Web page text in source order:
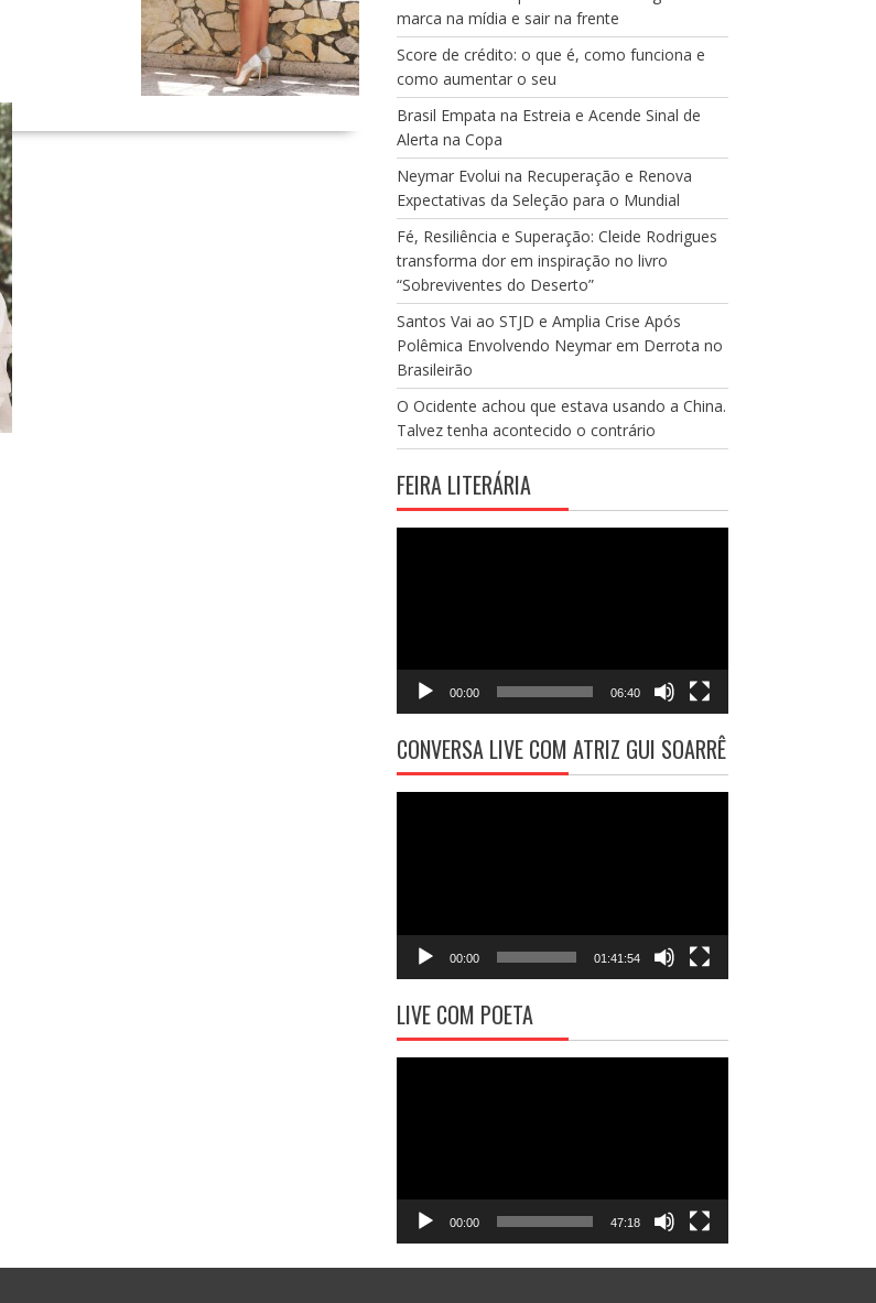
marca na mídia e sair na frente
Score de crédito: o que é, como funciona e
como aumentar o seu
Brasil Empata na Estreia e Acende Sinal de
Alerta na Copa
Neymar Evolui na Recuperação e Renova
Expectativas da Seleção para o Mundial
Fé, Resiliência e Superação: Cleide Rodrigues
transforma dor em inspiração no livro
“Sobreviventes do Deserto”
Santos Vai ao STJD e Amplia Crise Após
Polêmica Envolvendo Neymar em Derrota no
Brasileirão
O Ocidente achou que estava usando a China.
Talvez tenha acontecido o contrário
FEIRA LITERÁRIA
00:00 06:40
CONVERSA LIVE COM ATRIZ GUI SOARRÊ
00:00 01:41:54
LIVE COM POETA
00:00 47:18